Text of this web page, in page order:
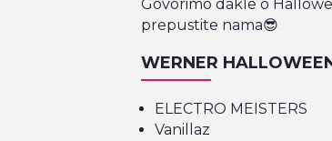
Govorimo dakle o
prepustite nama😎
WERNER
ELECTRO MEISTERS
Vanillaz